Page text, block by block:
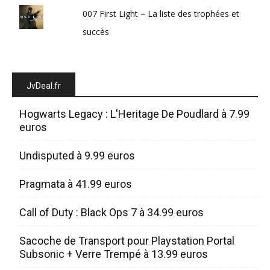
007 First Light – La liste des trophées et
succès
JvDeal.fr
Hogwarts Legacy : L'Heritage De Poudlard à 7.99
euros
Undisputed à 9.99 euros
Pragmata à 41.99 euros
Call of Duty : Black Ops 7 à 34.99 euros
Sacoche de Transport pour Playstation Portal
Subsonic + Verre Trempé à 13.99 euros